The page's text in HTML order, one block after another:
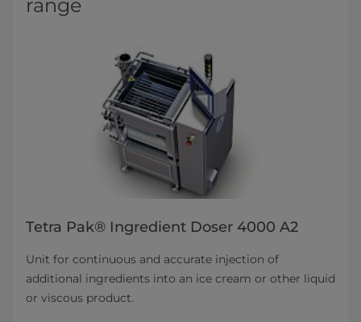
range
Tetra Pak® Ingredient Doser 4000 A2
Unit for continuous and accurate injection of
additional ingredients into an ice cream or other liquid
or viscous product.